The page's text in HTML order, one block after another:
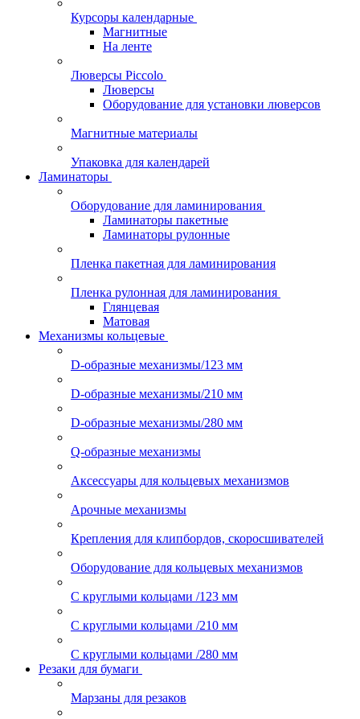
Курсоры календарные
Магнитные
На ленте
Люверсы Piccolo
Люверсы
Оборудование для установки люверсов
Магнитные материалы
Упаковка для календарей
Ламинаторы
Оборудование для ламинирования
Ламинаторы пакетные
Ламинаторы рулонные
Пленка пакетная для ламинирования
Пленка рулонная для ламинирования
Глянцевая
Матовая
Механизмы кольцевые
D-образные механизмы/123 мм
D-образные механизмы/210 мм
D-образные механизмы/280 мм
Q-образные механизмы
Аксессуары для кольцевых механизмов
Арочные механизмы
Крепления для клипбордов, скоросшивателей
Оборудование для кольцевых механизмов
С круглыми кольцами /123 мм
С круглыми кольцами /210 мм
С круглыми кольцами /280 мм
Резаки для бумаги
Марзаны для резаков